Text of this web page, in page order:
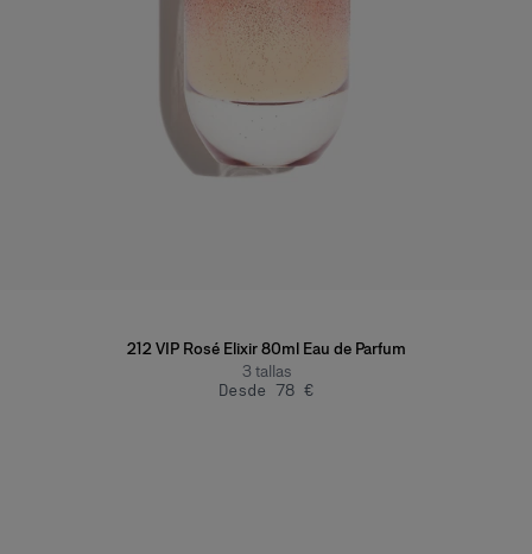
212 VIP Rosé Elixir 80ml Eau de Parfum
3 tallas
Desde 78 €